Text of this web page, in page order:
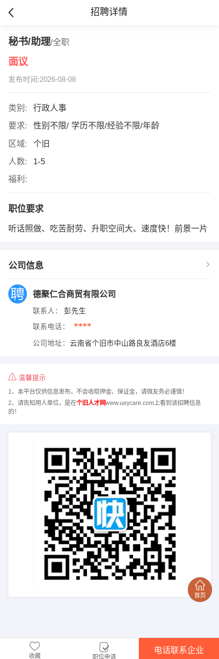
招聘详情
秘书/助理/全职
面议
发布时间:2026-08-08
类别:
行政人事
要求:
性别不限/ 学历不限/经验不限/年龄
区域:
个旧
人数:
1-5
福利:
职位要求
听话照做、吃苦耐劳、升职空间大、速度快！前景一片
公司信息
德聚仁合商贸有限公司
联系人： 彭先生
联系电话： ****
公司地址： 云南省个旧市中山路良友酒店6楼
温馨提示
1、本平台仅供信息发布，不会收取押金、保证金，请微友务必谨慎！
2、请告知用人单位，是在个旧人才网www.ueycare.com上看到该招聘信息
的！
收藏 职位申请
电话联系企业